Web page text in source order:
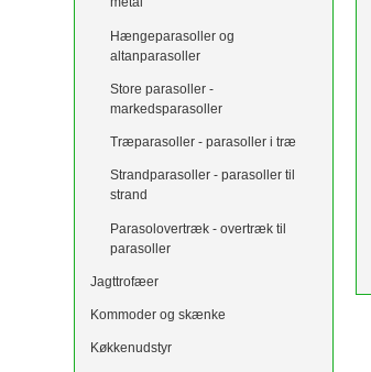
Hængeparasoller og
altanparasoller
Store parasoller -
markedsparasoller
Træparasoller - parasoller i træ
Strandparasoller - parasoller til
strand
Parasolovertræk - overtræk til
parasoller
Jagttrofæer
Kommoder og skænke
Køkkenudstyr